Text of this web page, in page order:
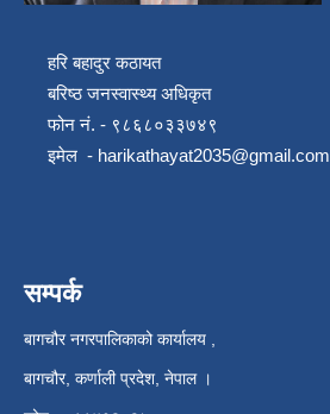
हरि बहादुर कठायत
बरिष्ठ जनस्वास्थ्य अधिकृत
फोन नं. - ९८६८०३३७४९
इमेल - harikathayat2035@gmail.com
सम्पर्क
बागचौर नगरपालिकाको कार्यालय ,
बागचौर, कर्णाली प्रदेश, नेपाल ।